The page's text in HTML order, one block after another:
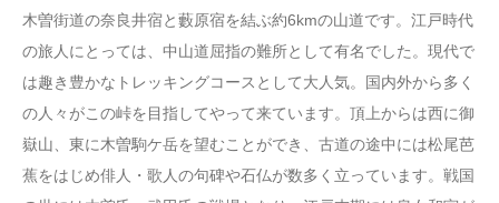
木曽街道の奈良井宿と藪原宿を結ぶ約6kmの山道です。江戸時代
の旅人にとっては、中山道屈指の難所として有名でした。現代で
は趣き豊かなトレッキングコースとして大人気。国内外から多く
の人々がこの峠を目指してやって来ています。頂上からは西に御
嶽山、東に木曽駒ケ岳を望むことができ、古道の途中には松尾芭
蕉をはじめ俳人・歌人の句碑や石仏が数多く立っています。戦国